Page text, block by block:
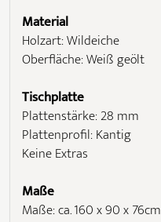
Material
Holzart: Wildeiche
Oberfläche: Weiß geölt
Tischplatte
Plattenstärke: 28 mm
Plattenprofil: Kantig
Keine Extras
Maße
Maße: ca. 160 x 90 x 76cm